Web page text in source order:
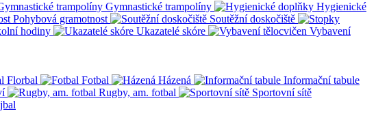
Gymnastické trampolíny
Hygienické
Pohybová gramotnost
Soutěžní doskočiště
hodiny Ukazatelé skóre
Vybavení
Florbal Fotbal Házená
Informační tabule
Rugby, am. fotbal
Sportovní sítě